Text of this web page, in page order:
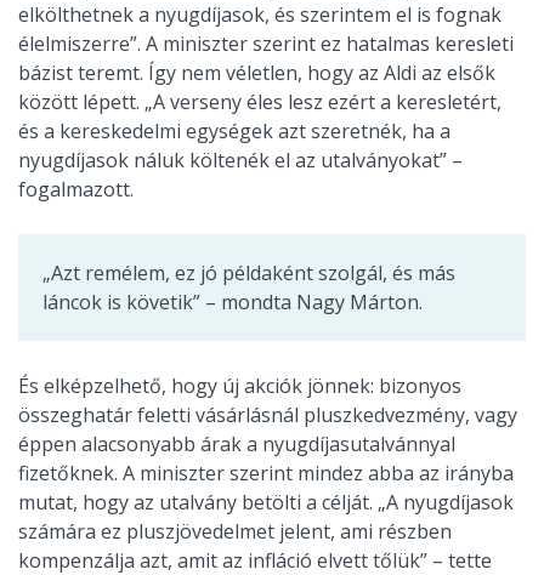
elkölthetnek a nyugdíjasok, és szerintem el is fognak
élelmiszerre”. A miniszter szerint ez hatalmas keresleti
bázist teremt. Így nem véletlen, hogy az Aldi az elsők
között lépett. „A verseny éles lesz ezért a keresletért,
és a kereskedelmi egységek azt szeretnék, ha a
nyugdíjasok náluk költenék el az utalványokat” –
fogalmazott.
„Azt remélem, ez jó példaként szolgál, és más
láncok is követik” – mondta Nagy Márton.
És elképzelhető, hogy új akciók jönnek: bizonyos
összeghatár feletti vásárlásnál pluszkedvezmény, vagy
éppen alacsonyabb árak a nyugdíjasutalvánnyal
fizetőknek. A miniszter szerint mindez abba az irányba
mutat, hogy az utalvány betölti a célját. „A nyugdíjasok
számára ez pluszjövedelmet jelent, ami részben
kompenzálja azt, amit az infláció elvett tőlük” – tette